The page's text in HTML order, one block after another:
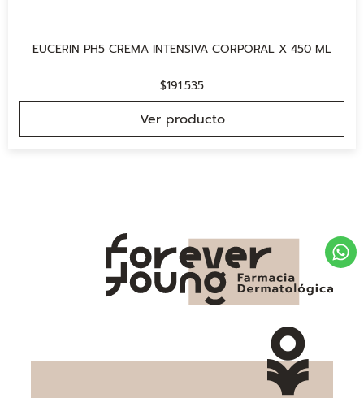
EUCERIN PH5 CREMA INTENSIVA CORPORAL X 450 ML
$191.535
Ver producto